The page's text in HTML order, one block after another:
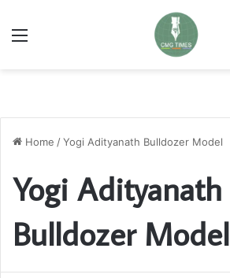
Menu
Home /Yogi Adityanath Bulldozer Model
Yogi Adityanath
Bulldozer Model